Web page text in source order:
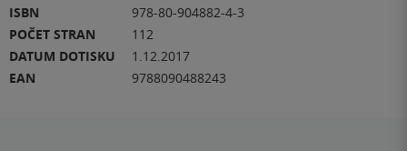
ISBN
978-80-904882-4-3
POČET STRAN
112
DATUM DOTISKU
1.12.2017
EAN
9788090488243